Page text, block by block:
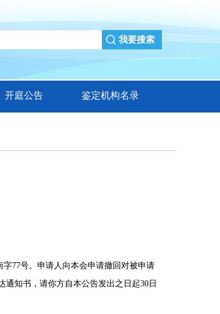
开庭公告 鉴定机构名录
字77号。申请人向本会申请撤回对被申请
知书，请你方自本公告发出之日起30日